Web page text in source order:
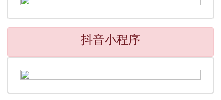
抖音小程序